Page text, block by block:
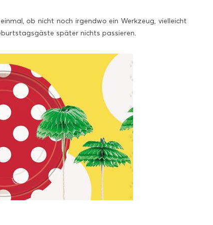
ob nicht noch irgendwo ein Werkzeug, vielleicht
später nichts passieren.